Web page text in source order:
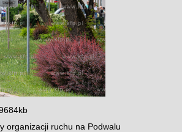
organizacji ruchu na Podwalu